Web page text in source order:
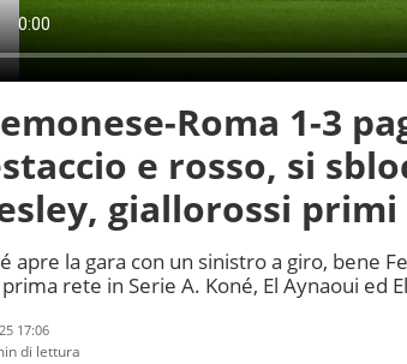
Roma 1-3
e rosso, si
giallorossi primi
apre la gara con un sinistro a giro, bene
rete in Serie A. Koné, El Aynaoui ed
17:06
di lettura